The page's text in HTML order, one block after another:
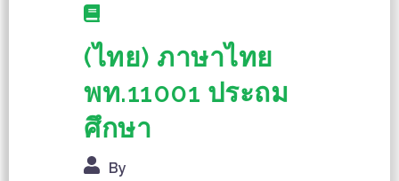
(ไทย) ภาษาไทย
พท.11001 ประถม
ศึกษา
By